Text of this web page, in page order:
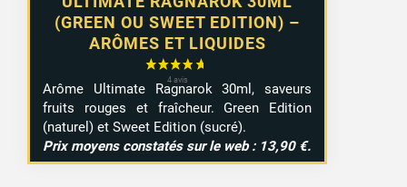
(GREEN OU SWEET EDITION) –
ARÔMES ET LIQUIDES
Arôme Ultimate Ragnarok 30ml, saveurs
fruits rouges et fraîcheur. Green Edition
(naturel) et Sweet Edition (sucré).
Prix moyens constatés sur le web : 13,90 €.